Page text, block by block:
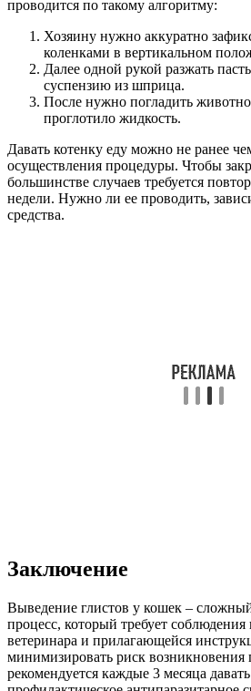
проводится по такому алгоритму:
Хозяину нужно аккуратно
коленками в вертикальном
Далее одной рукой разжать
суспензию из шприца.
После нужно погладить
проглотило жидкость.
Давать котенку еду можно не ранее
осуществления процедуры. Чтобы
большинстве случаев требуется
недели. Нужно ли ее проводить,
средства.
Заключение
Выведение глистов у кошек –
процесс, который требует соблюдения
ветеринара и прилагающейся
минимизировать риск возникновения
рекомендуется каждые 3 месяца